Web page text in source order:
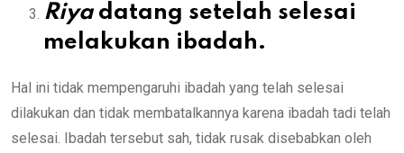
Riyadatang setelah selesai
melakukan ibadah.
Hal ini tidak mempengaruhi ibadah yang telah selesai
dilakukan dan tidak membatalkannya karena ibadah tadi telah
selesai. Ibadah tersebut sah, tidak rusak disebabkan oleh